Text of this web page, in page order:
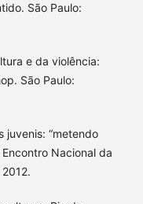
São Paulo:
e da violência:
São Paulo:
juvenis: “metendo
Nacional da